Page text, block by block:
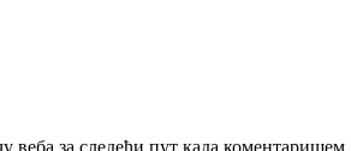
веба за следећи пут када коментаришем.